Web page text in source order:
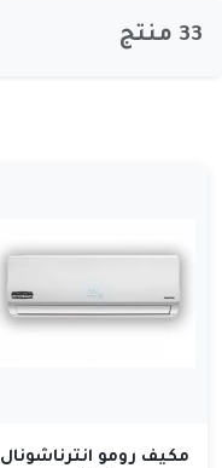
33 منتج
مكيف رومو انترناشونال